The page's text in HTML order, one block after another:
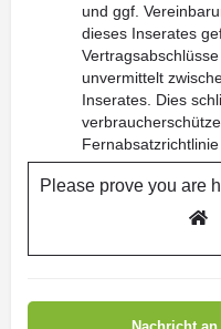
und ggf.
dieses Inserates
unvermittelt
Inserates. Dies
Fernabsatzrichtlinie
Please prove you are